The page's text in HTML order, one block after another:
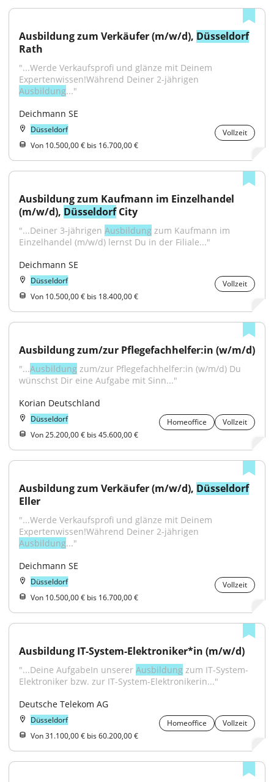
Ausbildung zum Verkäufer (m/w/d), Düsseldorf
Rath
"...Werde Verkaufsprofi und glänze mit Deinem
Ausbildung..."
Deichmann SE
Düsseldorf
Vollzeit
Von 10.500,00 € bis 16.700,00 €
Ausbildung zum Kaufmann im Einzelhandel
(m/w/d), Düsseldorf City
"...Deiner 3-jährigen Ausbildung zum Kaufmann im
Einzelhandel (m/w/d) lernst Du in der Filiale..."
Deichmann SE
Düsseldorf
Vollzeit
Von 10.500,00 € bis 18.400,00 €
Ausbildung zum/zur Pflegefachhelfer:in (w/m/d)
"...Ausbildung zum/zur Pflegefachhelfer:in (w/m/d) Du
wünschst Dir eine Aufgabe mit Sinn..."
Korian Deutschland
Düsseldorf Homeoffice
Vollzeit
Von 25.200,00 € bis 45.600,00 €
Ausbildung zum Verkäufer (m/w/d), Düsseldorf
Eller
"...Werde Verkaufsprofi und glänze mit Deinem
Ausbildung..."
Deichmann SE
Düsseldorf
Vollzeit
Von 10.500,00 € bis 16.700,00 €
Ausbildung IT-System-Elektroniker*in (m/w/d)
"...Deine AufgabeIn unserer Ausbildung zum IT-System-
Elektroniker bzw. zur IT-System-Elektronikerin..."
Deutsche Telekom AG
Düsseldorf Homeoffice
Vollzeit
Von 31.100,00 € bis 60.200,00 €